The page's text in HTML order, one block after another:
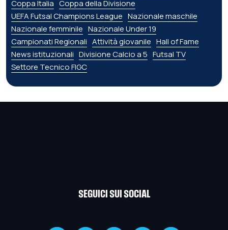
Coppa Italia Coppa della Divisione
UEFA Futsal Champions League Nazionale maschile
Nazionale femminile Nazionale Under 19
Campionati Regionali Attività giovanile Hall of Fame
News istituzionali Divisione Calcio a 5 Futsal TV
Settore Tecnico FIGC
SEGUICI SUI SOCIAL